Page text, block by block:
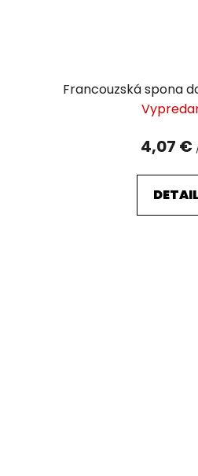
Francouzská spona
4,07 €
DETAIL